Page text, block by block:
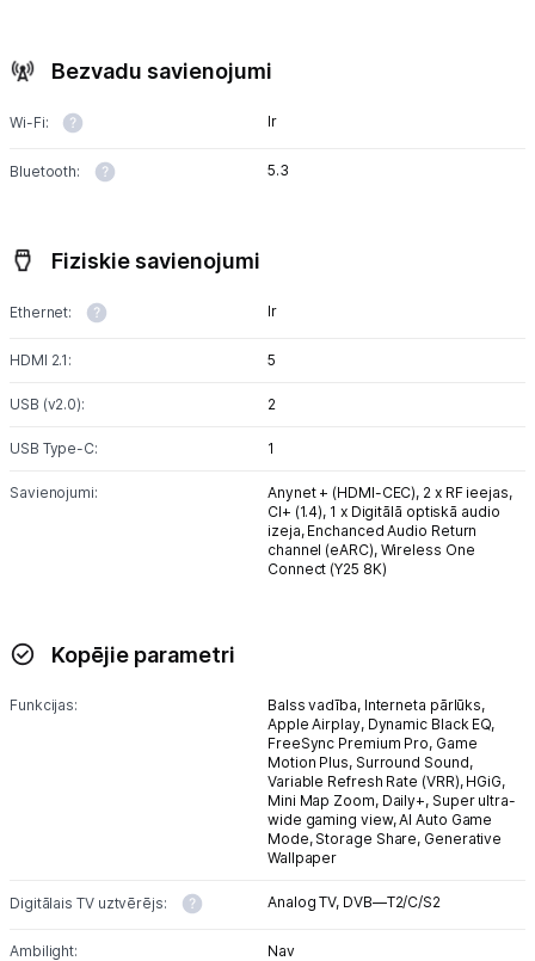
Bezvadu savienojumi
Wi-Fi: Ir
Bluetooth: 5.3
Fiziskie savienojumi
Ethernet: Ir
HDMI 2.1: 5
USB (v2.0): 2
USB Type-C: 1
Savienojumi: Anynet + (HDMI-CEC), 2 x RF ieejas,
CI+ (1.4), 1 x Digitālā optiskā audio
izeja, Enchanced Audio Return
channel (eARC), Wireless One
Connect (Y25 8K)
Kopējie parametri
Funkcijas: Balss vadība, Interneta pārlūks,
Apple Airplay, Dynamic Black EQ,
FreeSync Premium Pro, Game
Motion Plus, Surround Sound,
Variable Refresh Rate (VRR), HGiG,
Mini Map Zoom, Daily+, Super ultra-
wide gaming view,AI Auto Game
Mode, Storage Share, Generative
Wallpaper
Digitālais TV uztvērējs: Analog TV, DVB—T2/C/S2
Ambilight: Nav